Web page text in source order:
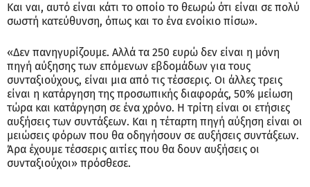
Και ναι, αυτό είναι κάτι το οποίο το θεωρώ ότι είναι σε πολύ
σωστή κατεύθυνση, όπως και το ένα ενοίκιο πίσω».
«Δεν πανηγυρίζουμε. Αλλά τα 250 ευρώ δεν είναι η μόνη
πηγή αύξησης των επόμενων εβδομάδων για τους
συνταξιούχους, είναι μια από τις τέσσερις. Οι άλλες τρεις
είναι η κατάργηση της προσωπικής διαφοράς, 50% μείωση
τώρα και κατάργηση σε ένα χρόνο. Η τρίτη είναι οι ετήσιες
αυξήσεις των συντάξεων. Και η τέταρτη πηγή αύξηση είναι οι
μειώσεις φόρων που θα οδηγήσουν σε αυξήσεις συντάξεων.
Άρα έχουμε τέσσερις αιτίες που θα δουν αυξήσεις οι
συνταξιούχοι» πρόσθεσε.